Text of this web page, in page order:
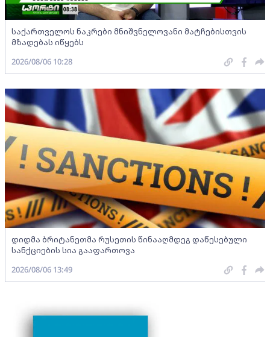
საქართველოს ნაკრები მნიშვნელოვანი მატჩებისთვის
მზადებას იწყებს
2026/08/06 10:28
დიდმა ბრიტანეთმა რუსეთის წინააღმდეგ დაწესებული
სანქციების სია გააფართოვა
2026/08/06 13:49